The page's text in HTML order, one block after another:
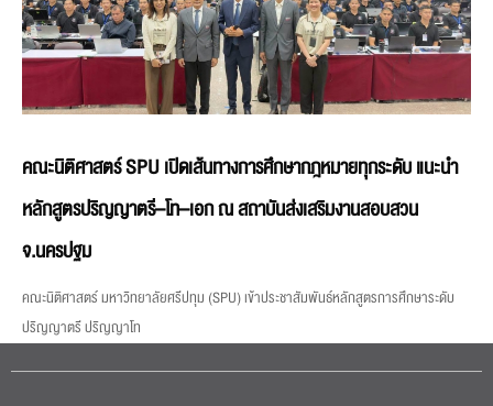
คณะนิติศาสตร์ SPU เปิดเส้นทางการศึกษากฎหมายทุกระดับ แนะนำ
หลักสูตรปริญญาตรี–โท–เอก ณ สถาบันส่งเสริมงานสอบสวน
จ.นครปฐม
คณะนิติศาสตร์ มหาวิทยาลัยศรีปทุม (SPU) เข้าประชาสัมพันธ์หลักสูตรการศึกษาระดับ
ปริญญาตรี ปริญญาโท